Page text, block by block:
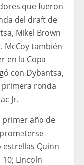
que fueron
del draft de
Mikel Brown
McCoy también
en la Copa
con Dybantsa,
primera ronda
Jr.
primer año de
Quinn
Lincoln